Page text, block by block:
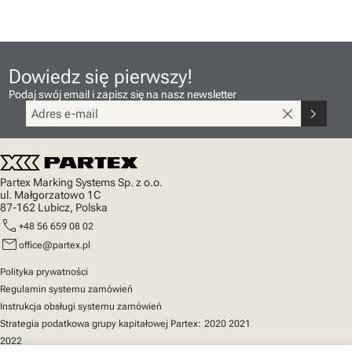
Dowiedz się pierwszy!
Podaj swój email i zapisz się na nasz newsletter
close chevron_right
Partex Marking Systems Sp. z o.o.
ul. Małgorzatowo 1C
87-162 Lubicz, Polska
call +48 56 659 08 02
mail office@partex.pl
Polityka prywatności
Regulamin systemu zamówień
Instrukcja obsługi systemu zamówień
Strategia podatkowa grupy kapitałowej Partex: 2020 2021
2022